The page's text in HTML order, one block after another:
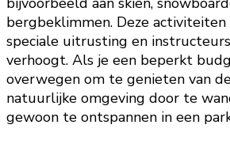
bergbeklimmen. Deze activiteiten
speciale uitrusting en
verhoogt. Als je een beperkt
overwegen om te genieten van
natuurlijke omgeving door te
gewoon te ontspannen in een